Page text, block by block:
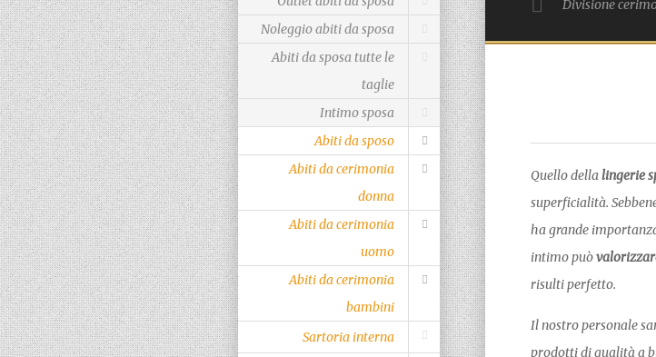
Noleggio abiti da sposa
Abiti da sposa tutte le
taglie
Intimo sposa
Abiti da sposo
Abiti da cerimonia
donna
Abiti da cerimonia
uomo
Abiti da cerimonia
bambini
Sartoria interna
Divisione
Quello dellalingerie
superficialità.
ha grande
intimo può
risulti perfetto.
Il nostro personale
prodotti di qualità a